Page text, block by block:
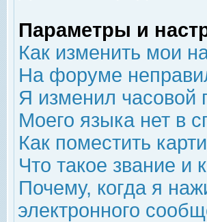
Параметры и
Как изменить мои
На форуме
Я изменил часовой
Моего языка нет в
Как поместить
Что такое звание и
Почему, когда я
электронного